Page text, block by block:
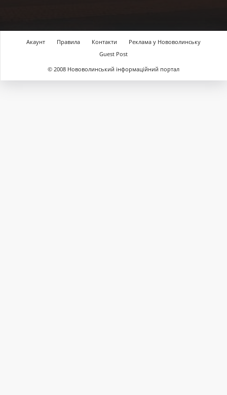
Акаунт Правила Контакти
Реклама у Нововолинську
Guest Post
© 2008 Нововолинський інформаційний портал